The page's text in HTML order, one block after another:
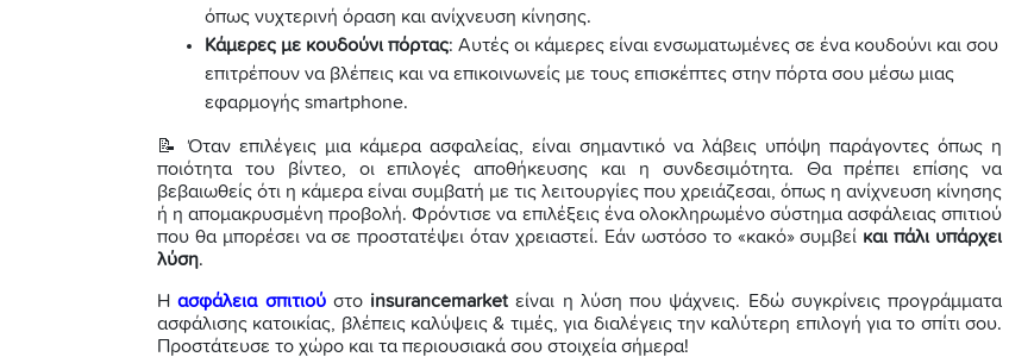
όπως νυχτερινή όραση και ανίχνευση κίνησης.
Κάμερες με κουδούνι πόρτας: Αυτές οι κάμερες είναι ενσωματωμένες σε ένα κουδούνι και σου
επιτρέπουν να βλέπεις και να επικοινωνείς με τους επισκέπτες στην πόρτα σου μέσω μιας
εφαρμογής smartphone.
📝 Όταν επιλέγεις μια κάμερα ασφαλείας, είναι σημαντικό να λάβεις υπόψη παράγοντες όπως η
ποιότητα του βίντεο, οι επιλογές αποθήκευσης και η συνδεσιμότητα. Θα πρέπει επίσης να
βεβαιωθείς ότι η κάμερα είναι συμβατή με τις λειτουργίες που χρειάζεσαι, όπως η ανίχνευση κίνησης
ή η απομακρυσμένη προβολή. Φρόντισε να επιλέξεις ένα ολοκληρωμένο σύστημα ασφάλειας σπιτιού
που θα μπορέσει να σε προστατέψει όταν χρειαστεί. Εάν ωστόσο το «κακό» συμβεί και πάλι υπάρχει
λύση.
Ηασφάλεια σπιτιούστο insurancemarket είναι η λύση που ψάχνεις. Εδώ συγκρίνεις προγράμματα
ασφάλισης κατοικίας, βλέπεις καλύψεις & τιμές, για διαλέγεις την καλύτερη επιλογή για το σπίτι σου.
Προστάτευσε το χώρο και τα περιουσιακά σου στοιχεία σήμερα!